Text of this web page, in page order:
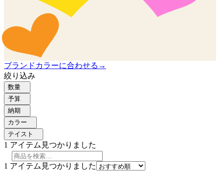
ブランドカラーに合わせる →
絞り込み
数量
予算
納期
カラー
テイスト
1 アイテム見つかりました
1 アイテム見つかりました